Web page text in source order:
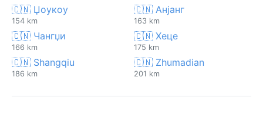
🇨🇳 Џоукоу
154 km
🇨🇳 Анјанг
163 km
🇨🇳 Чангџи
166 km
🇨🇳 Хеце
175 km
🇨🇳 Shangqiu
186 km
🇨🇳 Zhumadian
201 km